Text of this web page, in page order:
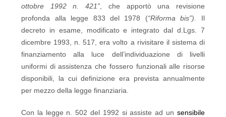
ottobre 1992 n. 421” , che apportò una revisione
profonda alla legge 833 del 1978 (“Riforma bis”). Il
decreto in esame, modificato e integrato dal d.Lgs. 7
dicembre 1993, n. 517, era volto a rivisitare il sistema di
finanziamento alla luce dell’individuazione di livelli
uniformi di assistenza che fossero funzionali alle risorse
disponibili, la cui definizione era prevista annualmente
per mezzo della legge finanziaria.
Con la legge n. 502 del 1992 si assiste ad un sensibile